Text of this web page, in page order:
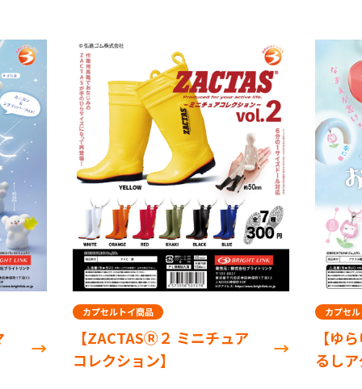
カプセルトイ商品
【ZACTASⓇ２ ミニチュア
コレクション】
カプセ
【ゆ
るし